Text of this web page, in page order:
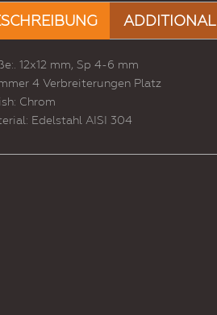
ADDITIONAL
12x12 mm, Sp 4-6 mm
4 Verbreiterungen Platz
Chrom
Edelstahl AISI 304